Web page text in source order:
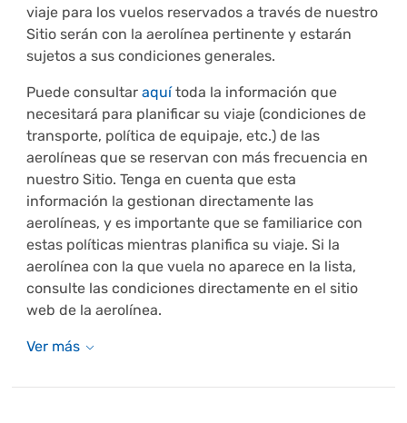
viaje para los vuelos reservados a través de nuestro
Sitio serán con la aerolínea pertinente y estarán
sujetos a sus condiciones generales.
Puede consultar aquí toda la información que
necesitará para planificar su viaje (condiciones de
transporte, política de equipaje, etc.) de las
aerolíneas que se reservan con más frecuencia en
nuestro Sitio. Tenga en cuenta que esta
información la gestionan directamente las
aerolíneas, y es importante que se familiarice con
estas políticas mientras planifica su viaje. Si la
aerolínea con la que vuela no aparece en la lista,
consulte las condiciones directamente en el sitio
web de la aerolínea.